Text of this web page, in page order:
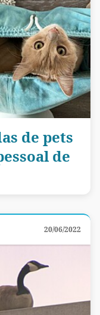
de pets
de
20/06/2022